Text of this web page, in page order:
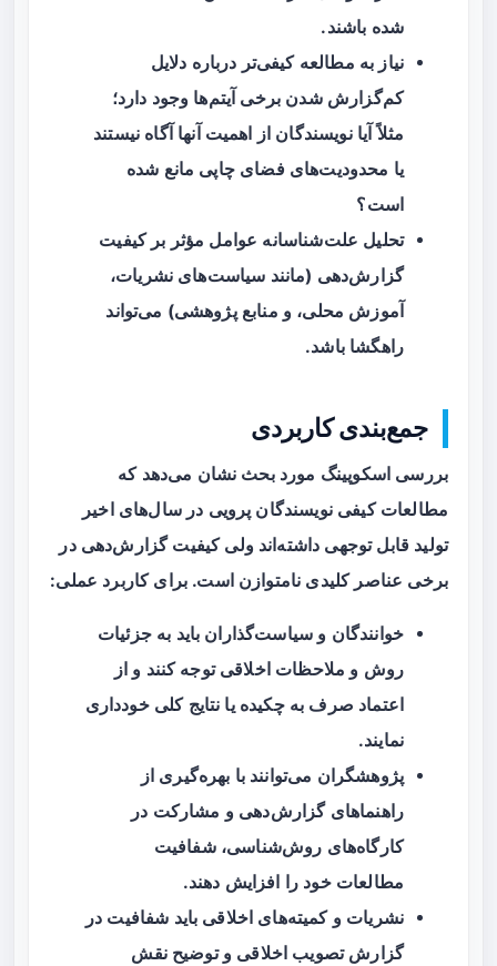
شده باشند.
نیاز به مطالعه کیفی‌تر درباره دلایل
کم‌گزارش شدن برخی آیتم‌ها وجود دارد؛
مثلاً آیا نویسندگان از اهمیت آنها آگاه نیستند
یا محدودیت‌های فضای چاپی مانع شده
است؟
تحلیل علت‌شناسانه عوامل مؤثر بر کیفیت
گزارش‌دهی (مانند سیاست‌های نشریات،
آموزش محلی، و منابع پژوهشی) می‌تواند
راهگشا باشد.
جمع‌بندی کاربردی
بررسی اسکوپینگ مورد بحث نشان می‌دهد که
مطالعات کیفی نویسندگان پرویی در سال‌های اخیر
تولید قابل توجهی داشته‌اند ولی کیفیت گزارش‌دهی در
برخی عناصر کلیدی نامتوازن است. برای کاربرد عملی:
خوانندگان و سیاست‌گذاران باید به جزئیات
روش و ملاحظات اخلاقی توجه کنند و از
اعتماد صرف به چکیده یا نتایج کلی خودداری
نمایند.
پژوهشگران می‌توانند با بهره‌گیری از
راهنماهای گزارش‌دهی و مشارکت در
کارگاه‌های روش‌شناسی، شفافیت
مطالعات خود را افزایش دهند.
نشریات و کمیته‌های اخلاقی باید شفافیت در
گزارش تصویب اخلاقی و توضیح نقش